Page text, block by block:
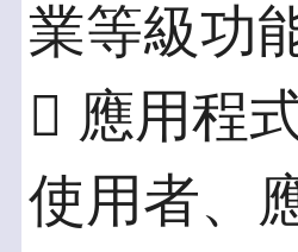
業等級功
 應用程
使用者、